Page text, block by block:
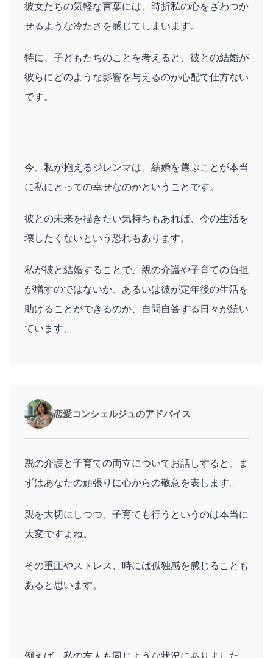
彼女たちの気軽な言葉には、時折私の心をざわつか
せるような冷たさを感じてしまいます。
特に、子どもたちのことを考えると、彼との結婚が
彼らにどのような影響を与えるのか心配で仕方ない
です。
今、私が抱えるジレンマは、結婚を選ぶことが本当
に私にとっての幸せなのかということです。
彼との未来を描きたい気持ちもあれば、今の生活を
壊したくないという恐れもあります。
私が彼と結婚することで、親の介護や子育ての負担
が増すのではないか、あるいは彼が定年後の生活を
助けることができるのか、自問自答する日々が続い
ています。
恋愛コンシェルジュのアドバイス
親の介護と子育ての両立についてお話しすると、ま
ずはあなたの頑張りに心からの敬意を表します。
親を大切にしつつ、子育ても行うというのは本当に
大変ですよね。
その重圧やストレス、時には孤独感を感じることも
あると思います。
例えば、私の友人も同じような状況にありました。